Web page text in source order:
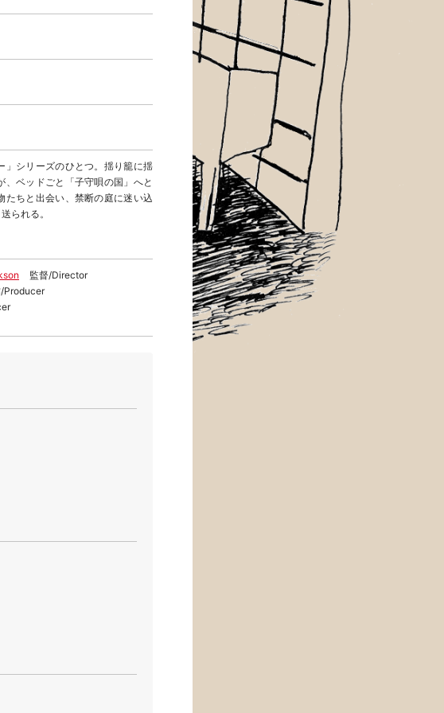
」シリーズのひとつ。揺り籠に揺
、ベッドごと「子守唄の国」へと
たちと出会い、禁断の庭に迷い込
られる。
監督/Director
Producer